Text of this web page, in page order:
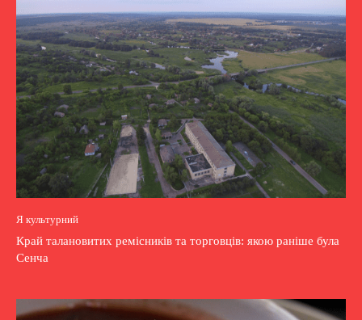
Я культурний
Край талановитих ремісників та торговців: якою раніше була
Сенча